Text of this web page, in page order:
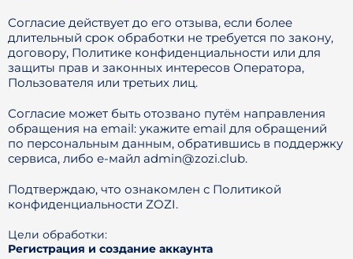
Согласие действует до его отзыва, если более
длительный срок обработки не требуется по закону,
договору, Политике конфиденциальности или для
защиты прав и законных интересов Оператора,
Пользователя или третьих лиц.
Согласие может быть отозвано путём направления
обращения на email: укажите email для обращений
по персональным данным, обратившись в поддержку
сервиса, либо е-майл admin@zozi.club.
Подтверждаю, что ознакомлен с Политикой
конфиденциальности ZOZI.
Цели обработки:
Регистрация и создание аккаунта